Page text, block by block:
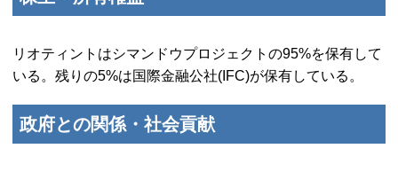
リオティントはシマンドウプロジェクトの95%を保有して
いる。残りの5%は国際金融公社( IFC)が保有している。
政府との関係・社会貢献